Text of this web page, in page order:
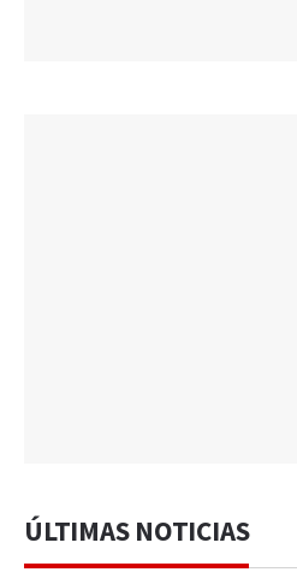
ÚLTIMAS NOTICIAS